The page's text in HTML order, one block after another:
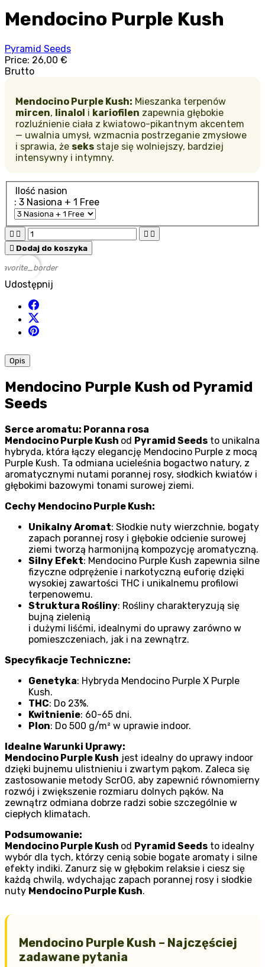
Mendocino Purple Kush
Pyramid Seeds
Price: 26,00 €
Brutto
Mendocino Purple Kush: Mieszanka terpenów
mircen, linalol i kariofilen zapewnia głębokie
rozluźnienie ciała z kwiatowo-pikantnym akcentem
— uwalnia umysł, wzmacnia postrzeganie zmysłowe
i sprawia, że seks staje się wolniejszy, bardziej
intensywny i intymny.
Ilość nasion
: 3 Nasiona + 1 Free
   
 Dodaj do koszyka
favorite_border
Udostępnij
Opis
Mendocino Purple Kush od Pyramid
Seeds
Serce aromatu: Poranna rosa
Mendocino Purple Kush od Pyramid Seeds to unikalna
hybryda, która łączy elegancję Mendocino Purple z mocą
Purple Kush. Ta odmiana ucieleśnia bogactwo natury, z
aromatycznymi nutami porannej rosy, słodkich kwiatów i
głębokimi bazowymi tonami surowej ziemi.
Cechy Mendocino Purple Kush:
Unikalny Aromat: Słodkie nuty wierzchnie, bogaty
zapach porannej rosy i głębokie odcienie surowej
ziemi tworzą harmonijną kompozycję aromatyczną.
Silny Efekt: Mendocino Purple Kush zapewnia silne
fizyczne odprężenie i narkotyczną euforię dzięki
wysokiej zawartości THC i unikalnemu profilowi
terpenowemu.
Struktura Rośliny: Rośliny charakteryzują się
bujną zielenią
i dużymi liśćmi, idealnymi do uprawy zarówno w
pomieszczeniach, jak i na zewnątrz.
Specyfikacje Techniczne:
Genetyka: Hybryda Mendocino Purple X Purple
Kush.
THC: Do 23%.
Kwitnienie: 60-65 dni.
Plon: Do 500 g/m² w uprawie indoor.
Idealne Warunki Uprawy:
Mendocino Purple Kush jest idealny do uprawy indoor
dzięki bujnemu ulistnieniu i zwartym pąkom. Zaleca się
zastosowanie metody ScrOG, aby zapewnić równomierny
rozwój i zwiększenie rozmiaru dolnych pąków. Na
zewnątrz odmiana dobrze radzi sobie szczególnie w
ciepłych klimatach.
Podsumowanie:
Mendocino Purple Kush od Pyramid Seeds to idealny
wybór dla tych, którzy cenią sobie bogate aromaty i silne
efekty indiki. Zanurz się w głębokim relaksie i ciesz się
każdą chwilą, wdychając zapach porannej rosy i słodkie
nuty Mendocino Purple Kush.
Mendocino Purple Kush – Najczęściej
zadawane pytania